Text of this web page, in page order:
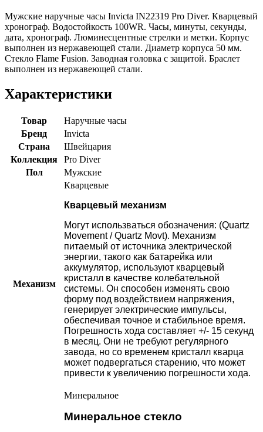
Мужские наручные часы Invicta IN22319 Pro Diver. Кварцевый
хронограф. Водостойкость 100WR. Часы, минуты, секунды,
дата, хронограф. Люминесцентные стрелки и метки. Корпус
выполнен из нержавеющей стали. Диаметр корпуса 50 мм.
Стекло Flame Fusion. Заводная головка с защитой. Браслет
выполнен из нержавеющей стали.
Характеристики
Товар
Наручные часы
Бренд
Invicta
Страна
Швейцария
Коллекция
Pro Diver
Пол
Мужские
Механизм
Кварцевые
Кварцевый механизм
Могут использваться обозначения: (Quartz
Movement / Quartz Movt). Механизм
питаемый от источника электрической
энергии, такого как батарейка или
аккумулятор, используют кварцевый
кристалл в качестве колебательной
системы. Он способен изменять свою
форму под воздействием напряжения,
генерирует электрические импульсы,
обеспечивая точное и стабильное время.
Погрешность хода составляет +/- 15 секунд
в месяц. Они не требуют регулярного
завода, но со временем кристалл кварца
может подвергаться старению, что может
привести к увеличению погрешности хода.
Минеральное
Минеральное стекло